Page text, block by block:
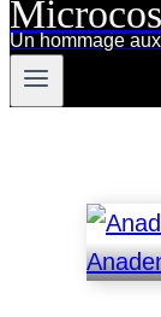
Un hommage